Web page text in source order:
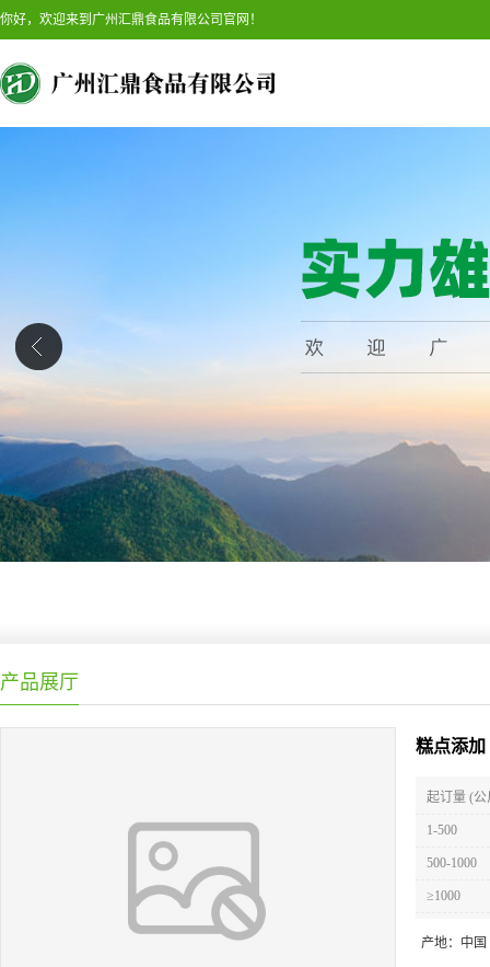
你好，欢迎来到广州汇鼎食品有限公司官网！
产品展厅
糕点添加
起订量 (公
1-500
500-1000
≥1000
产地： 中国